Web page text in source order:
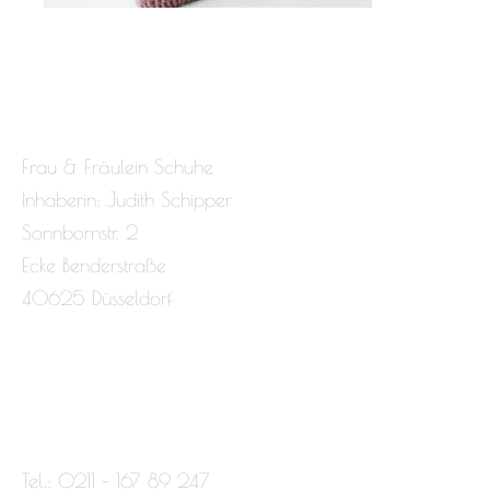
Frau & Fräulein Schuhe
Inhaberin: Judith Schipper
Sonnbornstr. 2
Ecke Benderstraße
40625 Düsseldorf
Tel.: 0211 – 167 89 247